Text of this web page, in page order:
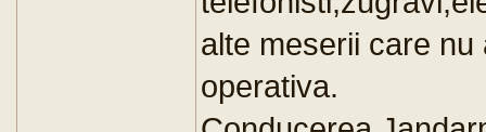
alte meserii care
operativa.